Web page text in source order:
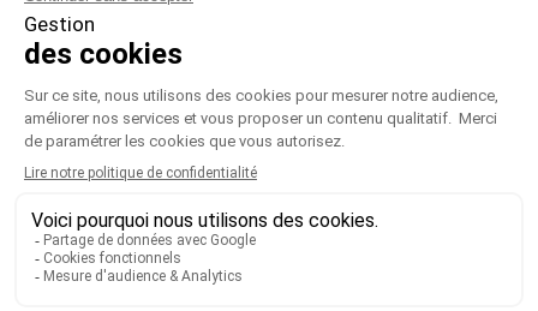
VOTRE COMPTE
CGV|CGU |Mentions légales
Paiement sécurisé
Télécharger notre catalogue